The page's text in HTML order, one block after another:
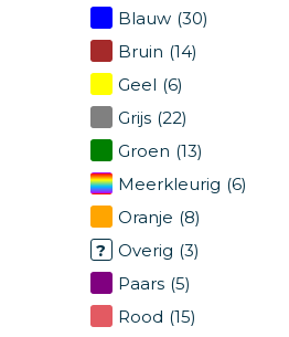
Blauw (30)
Bruin (14)
Geel (6)
Grijs (22)
Groen (13)
Meerkleurig (6)
Oranje (8)
Overig (3)
Paars (5)
Rood (15)